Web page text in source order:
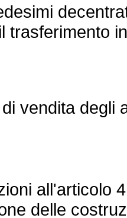
trasferimento
vendita degli
all'articolo
delle